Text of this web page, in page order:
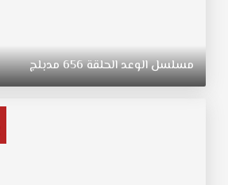
مسلسلالوعدالحلقة656مدبلج